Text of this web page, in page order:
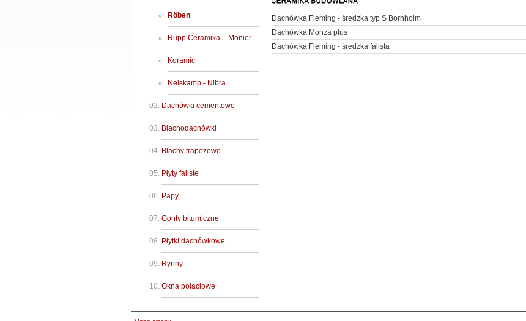
Röben
Rupp Ceramika – Monier
Koramic
Nelskamp - Nibra
Dachówki cementowe
Blachodachówki
Blachy trapezowe
Płyty faliste
Papy
Gonty bitumiczne
Płytki dachówkowe
Rynny
Okna połaciowe
Dachówka Fleming - średzka typ S Bornholm
Dachówka Monza plus
Dachówka Fleming - średzka falista